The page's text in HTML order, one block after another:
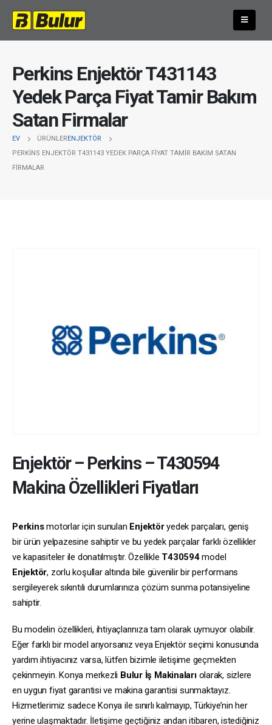
Perkins Enjektör T431143
Yedek Parça Fiyat Tamir Bakım
Satan Firmalar
EV ÜRÜNLERENJEKTÖR
PERKINS ENJEKTÖR T431143 YEDEK PARÇA FIYAT TAMIR BAKIM SATAN
FIRMALAR
Enjektör– Perkins–T430594
Makina Özellikleri Fiyatları
Perkinsmotorlar için sunulan Enjektöryedek parçaları, geniş
bir ürün yelpazesine sahiptir ve bu yedek parçalar farklı özellikler
ve kapasiteler ile donatılmıştır. Özellikle T430594model
Enjektör, zorlu koşullar altında bile güvenilir bir performans
sergileyerek sıkıntılı durumlarınıza çözüm sunma potansiyeline
sahiptir.
Bu modelin özellikleri, ihtiyaçlarınıza tam olarak uymuyor olabilir.
Eğer farklı bir model arıyorsanız veya Enjektör seçimi konusunda
yardım ihtiyacınız varsa, lütfen bizimle iletişime geçmekten
çekinmeyin. Konya merkezli Bulur İş Makinalarıolarak, sizlere
en uygun fiyat garantisi ve makina garantisi sunmaktayız.
Hizmetlerimiz sadece Konya ile sınırlı kalmayıp, Türkiye’nin her
yerine ulaşmaktadır. İletişime geçtiğiniz andan itibaren, istediğiniz